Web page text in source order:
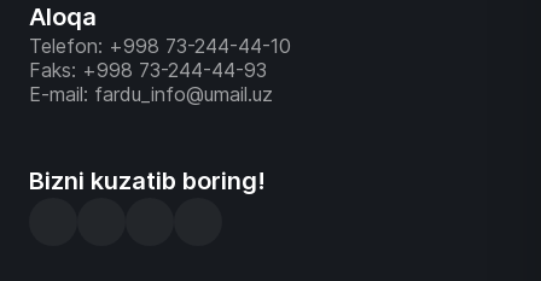
Aloqa
Telefon: +998 73-244-44-10
Faks: +998 73-244-44-93
E-mail: fardu_info@umail.uz
Bizni kuzatib boring!